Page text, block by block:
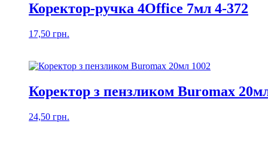
Коректор-ручка 4Office 7мл 4-372
17,50 грн.
Коректор з пензликом Buromax
24,50 грн.